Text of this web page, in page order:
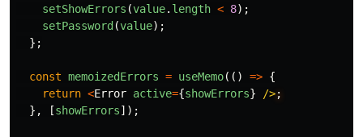
setShowErrors (value. length < 8);
setPassword (value);
};
const memoizedErrors = useMemo(() => {
return <Error active={showErrors} />
},
[showErrors]);